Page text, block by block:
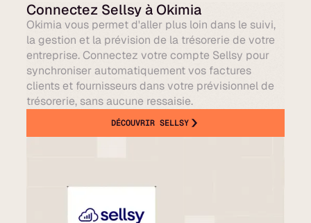
Connectez Sellsy à Okimia
Okimia vous permet d'aller plus loin dans le suivi,
la gestion et la prévision de la trésorerie de votre
entreprise. Connectez votre compte Sellsy pour
synchroniser automatiquement vos factures
clients et fournisseurs dans votre prévisionnel de
trésorerie, sans aucune ressaisie.
DÉCOUVRIR SELLSY